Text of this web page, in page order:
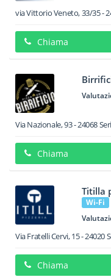
via Vittorio Veneto, 33/35-
Chiama
Via Nazionale, 93-24068
Chiama
Titilla
Wi-Fi
Via Fratelli Cervi, 15-24020
Chiama